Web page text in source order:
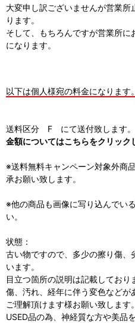
大変申し訳ございませんが営業
ります。
そして、もちろんですが営業所
になります。
以下は個人様宛の料金になります。
送料区分 F にて送付致します。
金額についてはこちらをクリック
※送料無料キャンペーン対象外商
承お願い致します。
※他の商品も画像に写り込んでい
い。
状態：
古い物ですので、多少の擦り傷
います。
目立つ箇所の説明は記載してお
傷、汚れ、経年に伴う変色などが
ご理解頂けます様お願い致します。
USED品の為、神経質な方や美品